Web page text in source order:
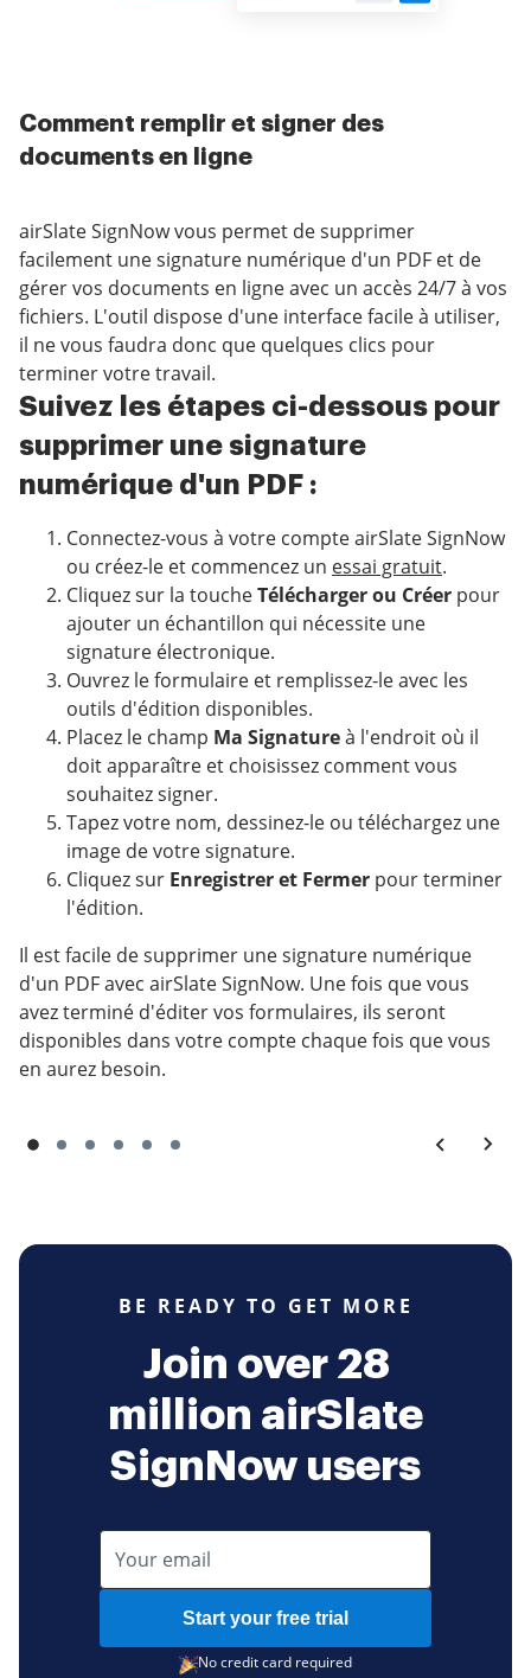
Comment remplir et signer des
documents en ligne
airSlate SignNow vous permet de supprimer
facilement une signature numérique d'un PDF et de
gérer vos documents en ligne avec un accès 24/7 à vos
fichiers. L'outil dispose d'une interface facile à utiliser,
il ne vous faudra donc que quelques clics pour
terminer votre travail.
Suivez les étapes ci-dessous pour
supprimer une signature
numérique d'un PDF :
Connectez-vous à votre compte airSlate SignNow
ou créez-le et commencez un essai gratuit.
Cliquez sur la toucheTélécharger ou Créer pour
ajouter un échantillon qui nécessite une
signature électronique.
Ouvrez le formulaire et remplissez-le avec les
outils d'édition disponibles.
Placez le champ Ma Signatureà l'endroit où il
doit apparaître et choisissez comment vous
souhaitez signer.
Tapez votre nom, dessinez-le ou téléchargez une
image de votre signature.
Cliquez sur Enregistrer et Fermer pour terminer
l'édition.
Il est facile de supprimer une signature numérique
d'un PDF avec airSlate SignNow. Une fois que vous
avez terminé d'éditer vos formulaires, ils seront
disponibles dans votre compte chaque fois que vous
en aurez besoin.
BE READY TO GET MORE
Join over 28
million airSlate
SignNow users
Start your free trial
No credit card required